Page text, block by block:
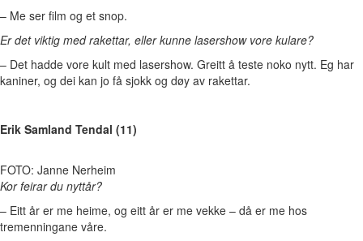
– Me ser film og et snop.
Er det viktig med rakettar, eller kunne lasershow vore kulare?
– Det hadde vore kult med lasershow. Greitt å teste noko nytt. Eg har
kaniner, og dei kan jo få sjokk og døy av rakettar.
Erik Samland Tendal (11)
FOTO: Janne Nerheim
Kor feirar du nyttår?
– Eitt år er me heime, og eitt år er me vekke – då er me hos
tremenningane våre.